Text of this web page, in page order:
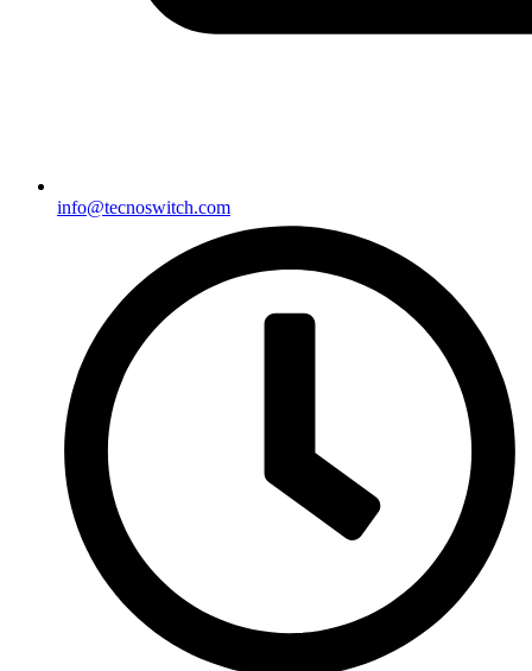
info@tecnoswitch.com